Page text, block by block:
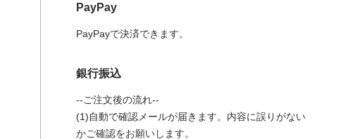
PayPay
PayPayで決済できます。
銀行振込
--ご注文後の流れ--
(1)自動で確認メールが届きます。内容に誤りがない
かご確認をお願いします。